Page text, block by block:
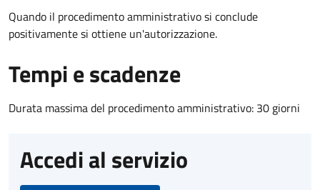
Quando il procedimento amministrativo si conclude
positivamente si ottiene un'autorizzazione.
Tempi e scadenze
Durata massima del procedimento amministrativo: 30 giorni
Accedi al servizio